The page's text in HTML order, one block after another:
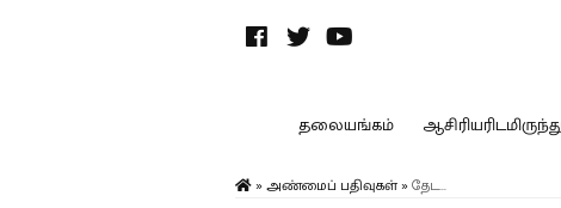
தலையங்கம்
» அண்மைப் பதிவுகள்» தேட...